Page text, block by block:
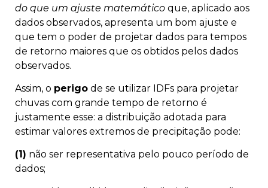
do que um ajuste matemático que, aplicado aos
dados observados, apresenta um bom ajuste e
que tem o poder de projetar dados para tempos
de retorno maiores que os obtidos pelos dados
observados.
Assim, o perigo de se utilizar IDFs para projetar
chuvas com grande tempo de retorno é
justamente esse: a distribuição adotada para
estimar valores extremos de precipitação pode:
(1) não ser representativa pelo pouco período de
dados;